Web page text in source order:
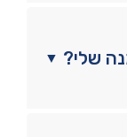
▼ שלי?